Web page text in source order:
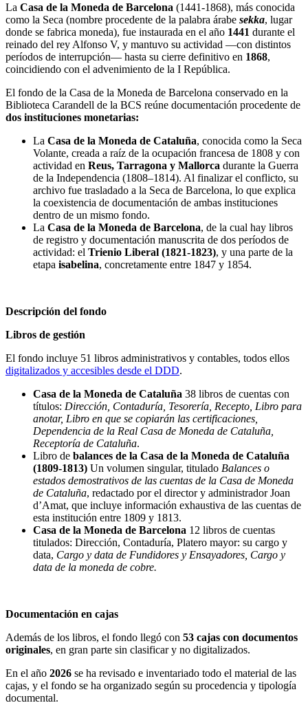
La Casa de la Moneda de Barcelona (1441-1868), más conocida
como la Seca (nombre procedente de la palabra árabe sekka, lugar
donde se fabrica moneda), fue instaurada en el año 1441 durante el
reinado del rey Alfonso V, y mantuvo su actividad —con distintos
períodos de interrupción— hasta su cierre definitivo en 1868,
coincidiendo con el advenimiento de la I República.
El fondo de la Casa de la Moneda de Barcelona conservado en la
Biblioteca Carandell de la BCS reúne documentación procedente de
dos instituciones monetarias:
La Casa de la Moneda de Cataluña, conocida como la Seca
Volante, creada a raíz de la ocupación francesa de 1808 y con
actividad en Reus, Tarragona y Mallorca durante la Guerra
de la Independencia (1808–1814). Al finalizar el conflicto, su
archivo fue trasladado a la Seca de Barcelona, lo que explica
la coexistencia de documentación de ambas instituciones
dentro de un mismo fondo.
La Casa de la Moneda de Barcelona, de la cual hay libros
de registro y documentación manuscrita de dos períodos de
actividad: el Trienio Liberal (1821-1823), y una parte de la
etapa isabelina, concretamente entre 1847 y 1854.
Descripción del fondo
Libros de gestión
El fondo incluye 51 libros administrativos y contables, todos ellos
digitalizados y accesibles desde el DDD.
Casa de la Moneda de Cataluña 38 libros de cuentas con
títulos: Dirección, Contaduría, Tesorería, Recepto, Libro para
anotar, Libro en que se copiarán las certificaciones,
Dependencia de la Real Casa de Moneda de Cataluña,
Receptoría de Cataluña.
Libro de balances de la Casa de la Moneda de Cataluña
(1809-1813) Un volumen singular, titulado Balances o
estados demostrativos de las cuentas de la Casa de Moneda
de Cataluña, redactado por el director y administrador Joan
d’Amat, que incluye información exhaustiva de las cuentas de
esta institución entre 1809 y 1813.
Casa de la Moneda de Barcelona 12 libros de cuentas
titulados: Dirección, Contaduría, Platero mayor: su cargo y
data, Cargo y data de Fundidores y Ensayadores, Cargo y
data de la moneda de cobre.
Documentación en cajas
Además de los libros, el fondo llegó con 53 cajas con documentos
originales, en gran parte sin clasificar y no digitalizados.
En el año 2026 se ha revisado e inventariado todo el material de las
cajas, y el fondo se ha organizado según su procedencia y tipología
documental.